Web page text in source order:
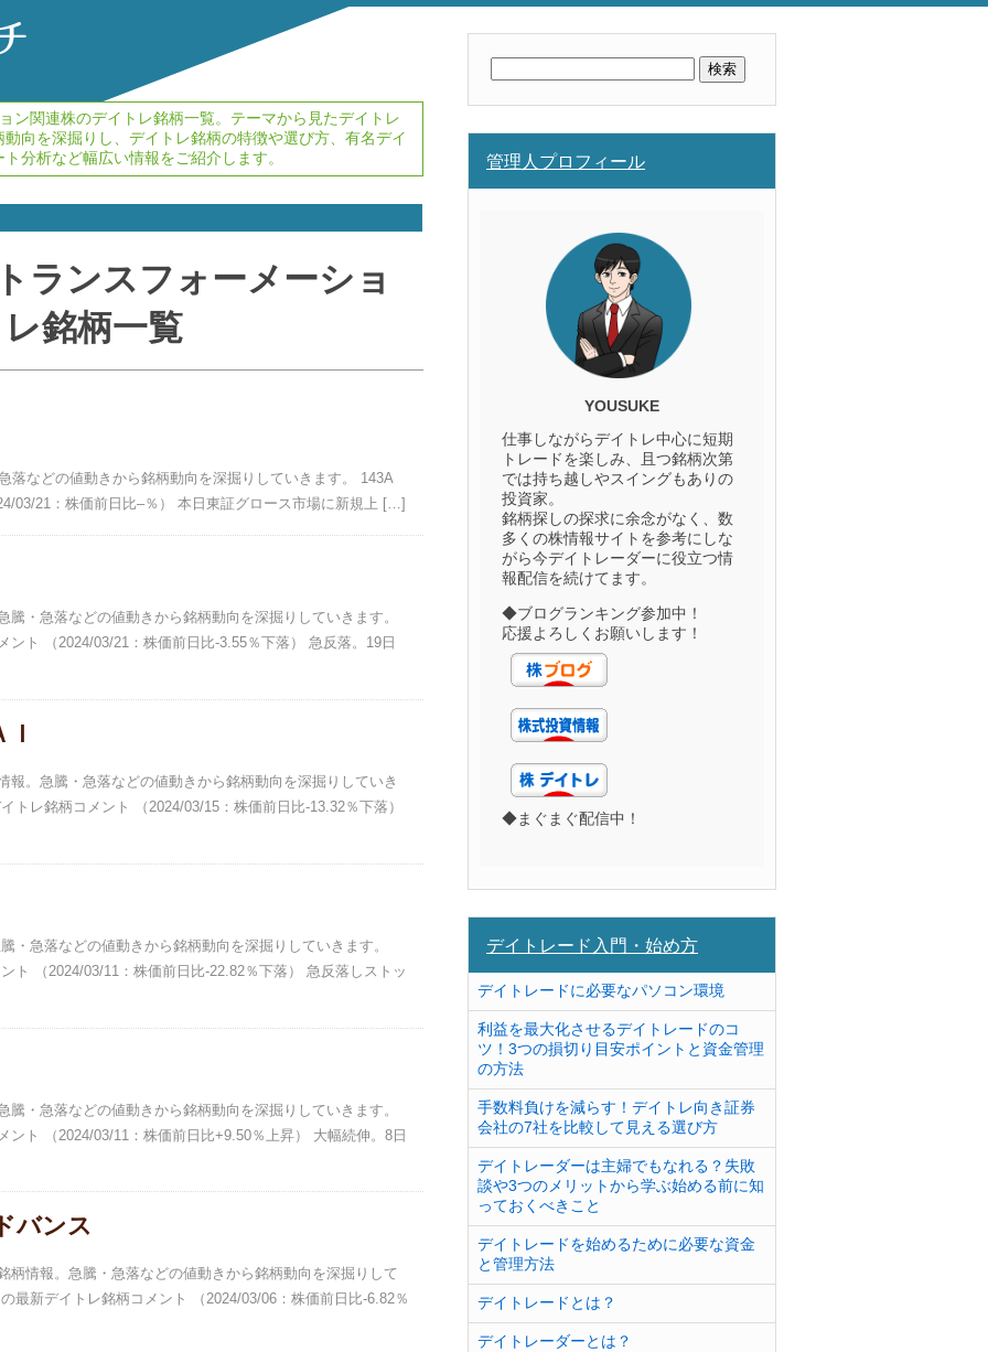
ン関連株のデイトレ銘柄一覧。テーマから見たデイトレ
向を深掘りし、デイトレ銘柄の特徴や選び方、有名デイ
分析など幅広い情報をご紹介します。
ランスフォーメーショ
銘柄一覧
落などの値動きから銘柄動向を深掘りしていきます。 143A
03/21：株価前日比–％） 本日東証グロース市場に新規上 […]
・急落などの値動きから銘柄動向を深掘りしていきます。
ント （2024/03/21：株価前日比-3.55％下落） 急反落。19日
報。急騰・急落などの値動きから銘柄動向を深掘りしていき
トレ銘柄コメント （2024/03/15：株価前日比-13.32％下落）
・急落などの値動きから銘柄動向を深掘りしていきます。
ト （2024/03/11：株価前日比-22.82％下落） 急反落しストッ
・急落などの値動きから銘柄動向を深掘りしていきます。
ント （2024/03/11：株価前日比+9.50％上昇） 大幅続伸。8日
バンス
柄情報。急騰・急落などの値動きから銘柄動向を深掘りして
最新デイトレ銘柄コメント （2024/03/06：株価前日比-6.82％
検
索:
管理人プロフィール
YOUSUKE
仕事しながらデイトレ中心に短期
トレードを楽しみ、且つ銘柄次第
では持ち越しやスイングもありの
投資家。
銘柄探しの探求に余念がなく、数
多くの株情報サイトを参考にしな
がら今デイトレーダーに役立つ情
報配信を続けてます。
◆ブログランキング参加中！
応援よろしくお願いします！
◆まぐまぐ配信中！
デイトレード入門・始め方
デイトレードに必要なパソコン環境
利益を最大化させるデイトレードのコ
ツ！3つの損切り目安ポイントと資金管理
の方法
手数料負けを減らす！デイトレ向き証券
会社の7社を比較して見える選び方
デイトレーダーは主婦でもなれる？失敗
談や3つのメリットから学ぶ始める前に知
っておくべきこと
デイトレードを始めるために必要な資金
と管理方法
デイトレードとは？
デイトレーダーとは？